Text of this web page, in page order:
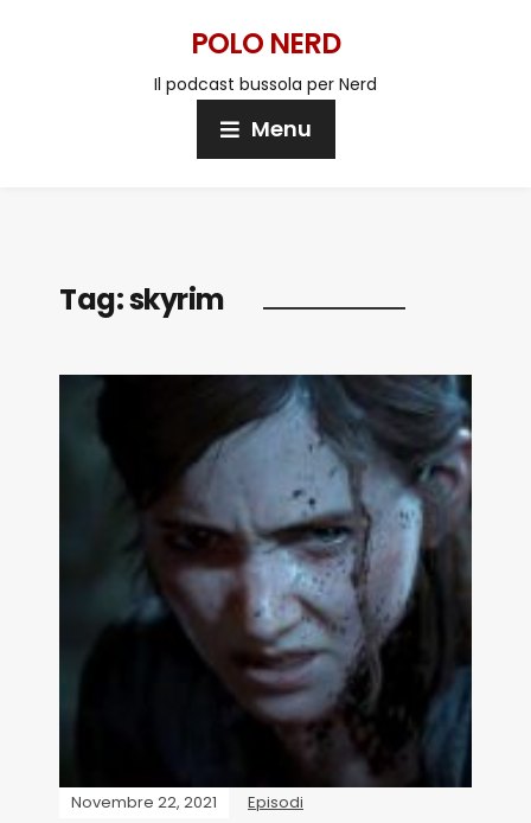
POLO NERD
Il podcast bussola per Nerd
Menu
Tag:skyrim
Novembre 22, 2021 Episodi